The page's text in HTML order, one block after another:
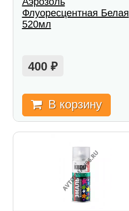
Флуоресцентная Белая
520мл
400 ₽
В корзину